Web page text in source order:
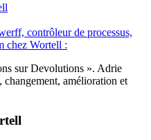
contrôleur de processus,
chez Wortell :
sur Devolutions ». Adrie
amélioration et